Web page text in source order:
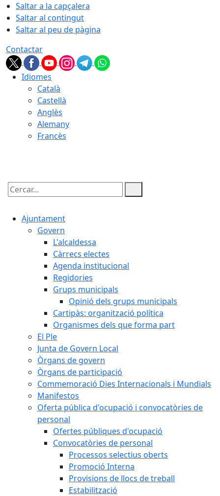
Saltar a la capçalera
Saltar al contingut
Saltar al peu de pàgina
Contactar
Idiomes
Català
Castellà
Anglès
Alemany
Francès
Cercar:
Ajuntament
Govern
L'alcaldessa
Càrrecs electes
Agenda institucional
Regidories
Grups municipals
Opinió dels grups municipals
Cartipàs: organització política
Organismes dels que forma part
El Ple
Junta de Govern Local
Òrgans de govern
Òrgans de participació
Commemoració Dies Internacionals i Mundials
Manifestos
Oferta pública d'ocupació i convocatòries de
personal
Ofertes públiques d'ocupació
Convocatòries de personal
Processos selectius oberts
Promoció Interna
Provisions de llocs de treball
Estabilització